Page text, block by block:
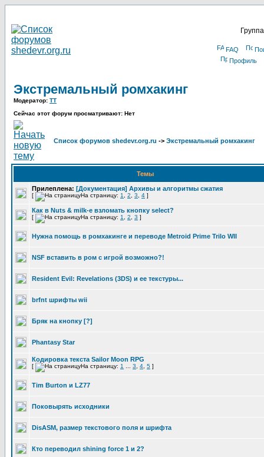
FAQ
Профиль
Экстремальный ромхакинг
Модератор: TT
Сейчас этот форум просматривают: Нет
Список форумов shedevr.org.ru -> Экстремальный ромхакинг
Темы
Прилеплена: [Документация] Архивы и алгоритмы сжатия
[ На страницу: 1 2 3 4 ]
Как в Nuts & milk-е взломать кнопку select?
[ На страницу: 1 2 3 ]
Нужна помощь в ромхакинге и переводе Metroid Prime Trilo WII
NSF вставить в ром с игрой возможно?!
Resident Evil: Revelations (3DS) и ее текстуры...
brfnt шрифты wii
Бряк на кнопку [?]
Phantasy Star
Кодировка текста Sailor Moon RPG
[ На страницу: 1 3 4 5 ]
Tim Burton и LZ77
Поковырять исходники
DisASM, размер текстового поля и шрифта
Ктo перевoдил shining force 1 и 2?